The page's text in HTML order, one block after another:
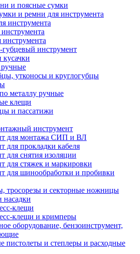
и поясные сумки
и ремни для инструмента
инструмента
инструмент
кусачки
ручные
утконосы и круглогубцы
металлу ручные
клещи
и пассатижи
инструмент
для монтажа СИП и ВЛ
для прокладки кабеля
для снятия изоляции
для стяжек и маркировки
для шинообработки и пробивки
тросорезы и секторные ножницы
клещи
клещи и кримперы
оборудование, бензоинструмент,
пистолеты и степлеры и расходные